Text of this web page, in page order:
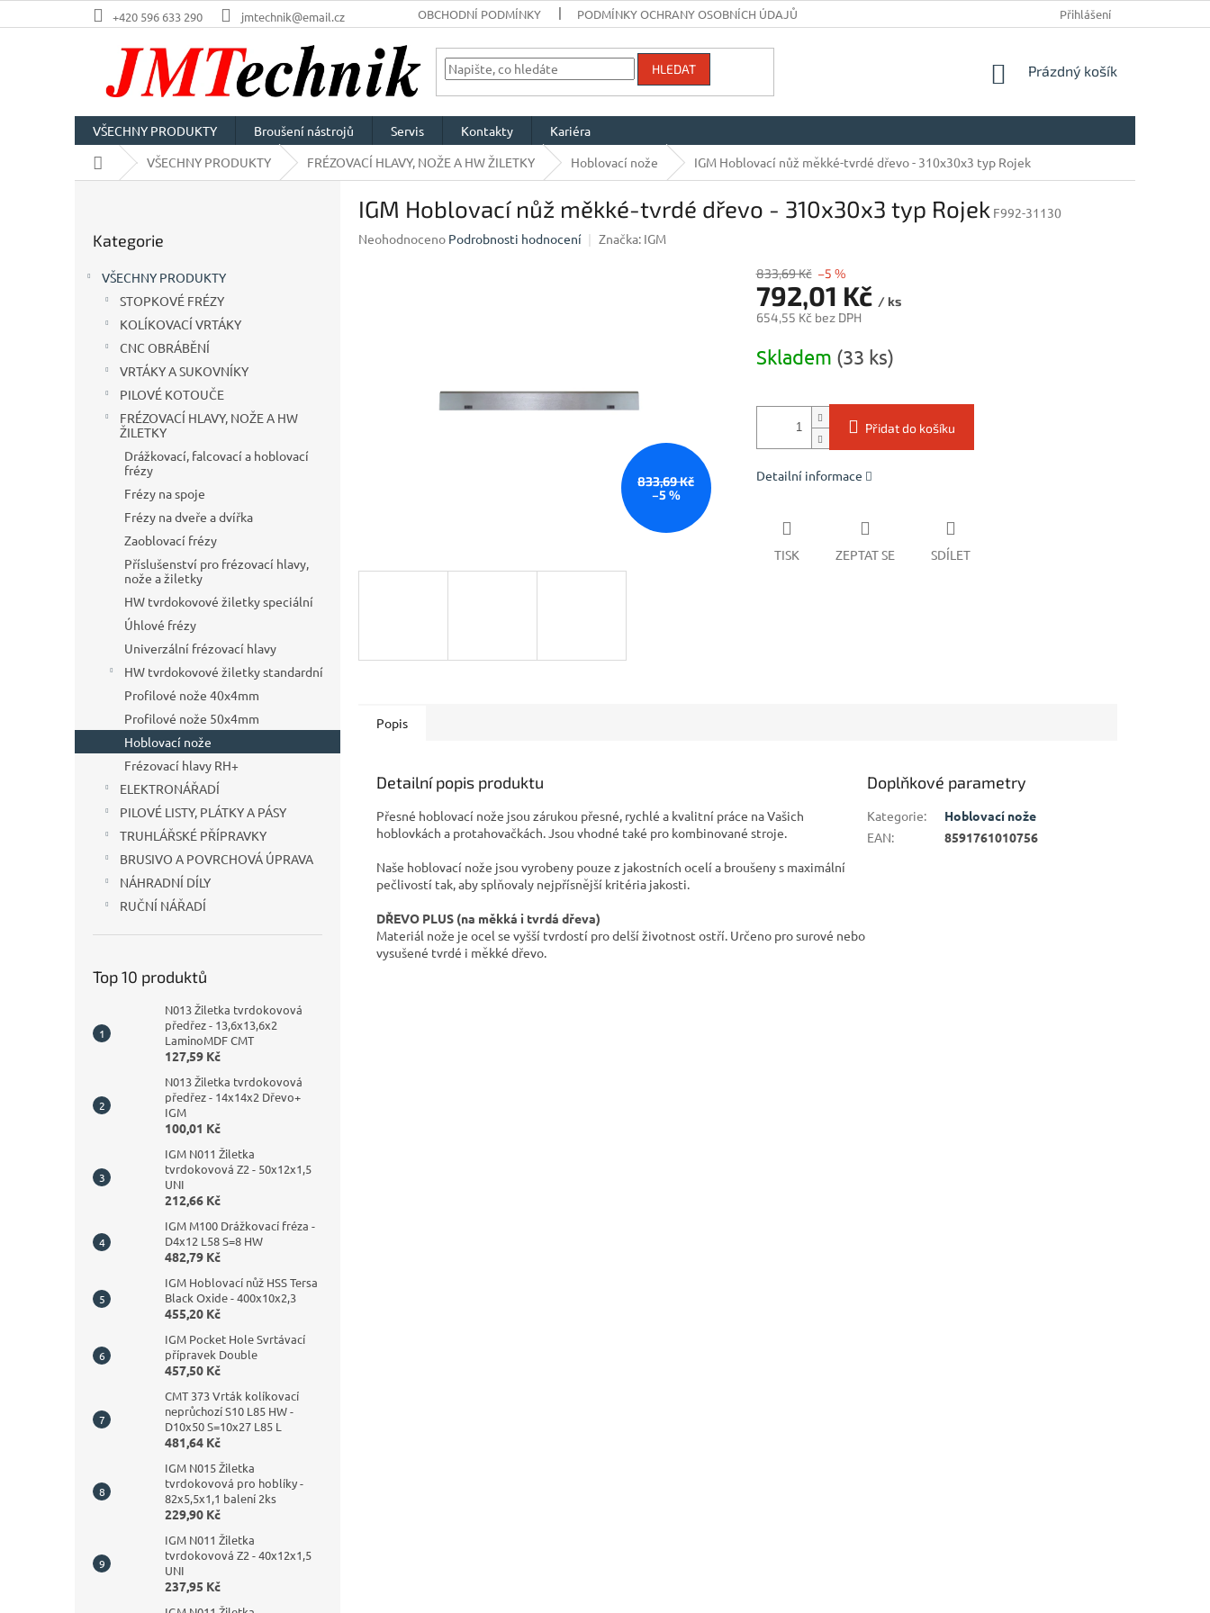
na
+420 596 633 290 jmtechnik@email.cz OBCHODNÍ PODMÍNKY PODMÍNKY OCHRANY OSOBNÍCH ÚDAJŮ Přihlášení
HLEDAT
NÁKUPNÍ
Prázdný košík
VŠECHNY PRODUKTY Broušení nástrojů Servis Kontakty
Kariéra
Domů VŠECHNY PRODUKTY FRÉZOVACÍ HLAVY, NOŽE A HW ŽILETKY Hoblovací nože IGM Hoblovací nůž měkké-tvrdé dřevo - 310x30x3 typ Rojek
kategorie
Kategorie
VŠECHNY PRODUKTY
STOPKOVÉ FRÉZY
KOLÍKOVACÍ VRTÁKY
CNC OBRÁBĚNÍ
VRTÁKY A SUKOVNÍKY
PILOVÉ KOTOUČE
FRÉZOVACÍ HLAVY, NOŽE A HW
ŽILETKY
Drážkovací, falcovací a hoblovací
frézy
Frézy na spoje
Frézy na dveře a dvířka
Zaoblovací frézy
Příslušenství pro frézovací hlavy,
nože a žiletky
HW tvrdokovové žiletky speciální
Úhlové frézy
Univerzální frézovací hlavy
HW tvrdokovové žiletky standardní
Profilové nože 40x4mm
Profilové nože 50x4mm
Hoblovací nože
Frézovací hlavy RH+
ELEKTRONÁŘADÍ
PILOVÉ LISTY, PLÁTKY A PÁSY
TRUHLÁŘSKÉ PŘÍPRAVKY
BRUSIVO A POVRCHOVÁ ÚPRAVA
NÁHRADNÍ DÍLY
RUČNÍ NÁŘADÍ
Top 10 produktů
N013 Žiletka tvrdokovová
předřez - 13,6x13,6x2
LaminoMDF CMT
127,59 Kč
N013 Žiletka tvrdokovová
předřez - 14x14x2 Dřevo+
IGM
100,01 Kč
IGM N011 Žiletka
tvrdokovová Z2 - 50x12x1,5
UNI
212,66 Kč
IGM M100 Drážkovací fréza -
D4x12 L58 S=8 HW
482,79 Kč
IGM Hoblovací nůž HSS Tersa
Black Oxide - 400x10x2,3
455,20 Kč
IGM Pocket Hole Svrtávací
přípravek Double
457,50 Kč
CMT 373 Vrták kolíkovací
neprůchozí S10 L85 HW -
D10x50 S=10x27 L85 L
481,64 Kč
IGM N015 Žiletka
tvrdokovová pro hoblíky -
82x5,5x1,1 balení 2ks
229,90 Kč
IGM N011 Žiletka
tvrdokovová Z2 - 40x12x1,5
UNI
237,95 Kč
IGM Hoblovací nůž měkké-tvrdé dřevo - 310x30x3 typ Rojek F992-31130
Průměrné
Neohodnoceno Podrobnosti hodnocení Značka: IGM
833,69 Kč
–5 %
833,69 Kč –5 %
792,01 Kč / ks
654,55 Kč bez DPH
cena:
Skladem (33 ks)
Přidat do košíku
Detailní informace
TISK ZEPTAT SE SDÍLET
Popis
Detailní popis produktu
Přesné hoblovací nože jsou zárukou přesné, rychlé a kvalitní práce na Vašich
hoblovkách a protahovačkách. Jsou vhodné také pro kombinované stroje.
Naše hoblovací nože jsou vyrobeny pouze z jakostních ocelí a broušeny s maximální
pečlivostí tak, aby splňovaly nejpřísnější kritéria jakosti.
DŘEVO PLUS (na měkká i tvrdá dřeva)
Materiál nože je ocel se vyšší tvrdostí pro delší životnost ostří. Určeno pro surové nebo
vysušené tvrdé i měkké dřevo.
Doplňkové parametry
Kategorie:
Hoblovací nože
EAN: 8591761010756